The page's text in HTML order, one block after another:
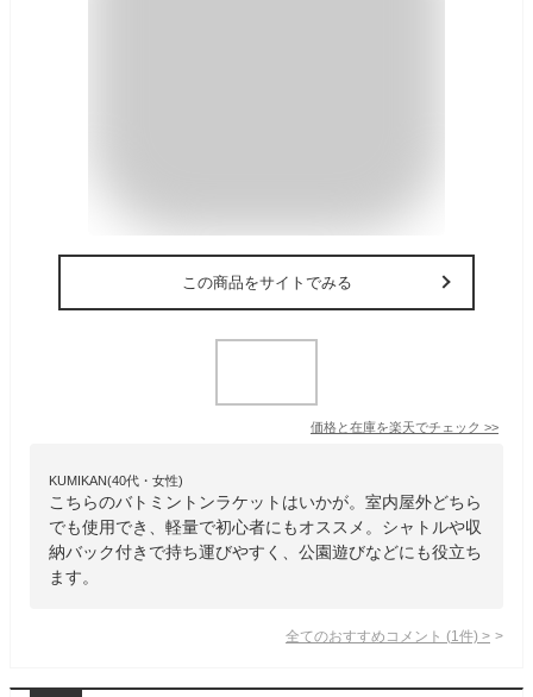
この商品をサイトでみる
価格と在庫を楽天でチェック >>
KUMIKAN(40代・女性)
こちらのバトミントンラケットはいかが。室内屋外どちら
でも使用でき、軽量で初心者にもオススメ。シャトルや収
納バック付きで持ち運びやすく、公園遊びなどにも役立ち
ます。
全てのおすすめコメント (1 件) >